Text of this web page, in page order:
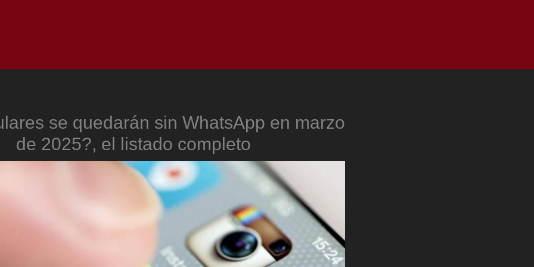
se quedarán sin WhatsApp en marzo
de 2025?, el listado completo